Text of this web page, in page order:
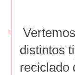
distintos
reciclado